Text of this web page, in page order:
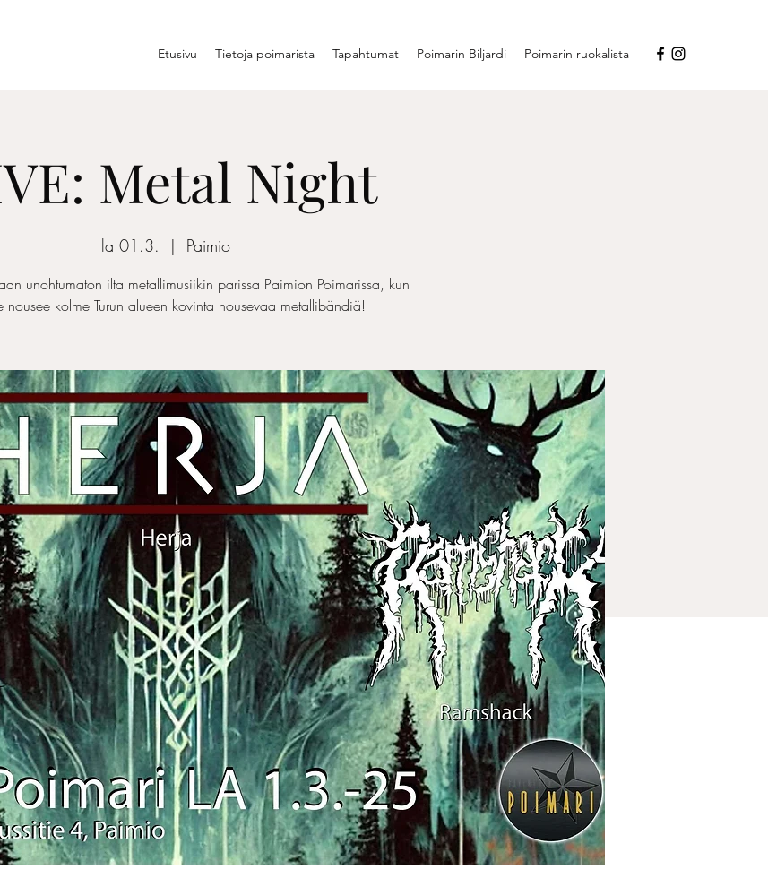
Etusivu Tietoja poimarista Tapahtumat Poimarin Biljardi Poimarin ruokalista
Metal Night
la 01.3.
  |
Paimio
unohtumaton ilta metallimusiikin parissa Paimion Poimarissa, kun
nousee kolme Turun alueen kovinta nousevaa metallibändiä!